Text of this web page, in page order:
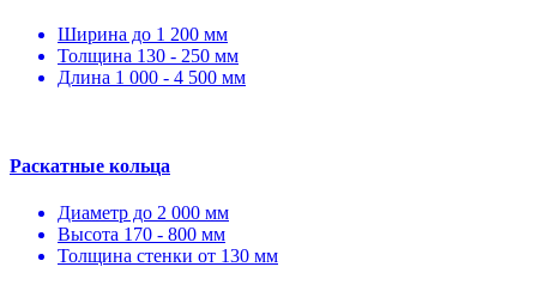
Ширина до 1 200 мм
Толщина 130 - 250 мм
Длина 1 000 - 4 500 мм
Раскатные кольца
Диаметр до 2 000 мм
Высота 170 - 800 мм
Толщина стенки от 130 мм